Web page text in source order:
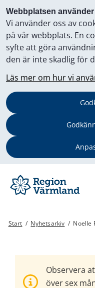
Webbplatsen
Vi använder oss av
på vår webbplats. En
syfte att göra
den är inte skadlig för
Läs mer om hur vi
Start / Nyhetsarkiv / Noelle
Observera
över sex